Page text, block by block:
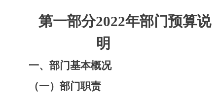
第一部分2022年部门预算说
明
一、部门基本概况
（一）部门职责